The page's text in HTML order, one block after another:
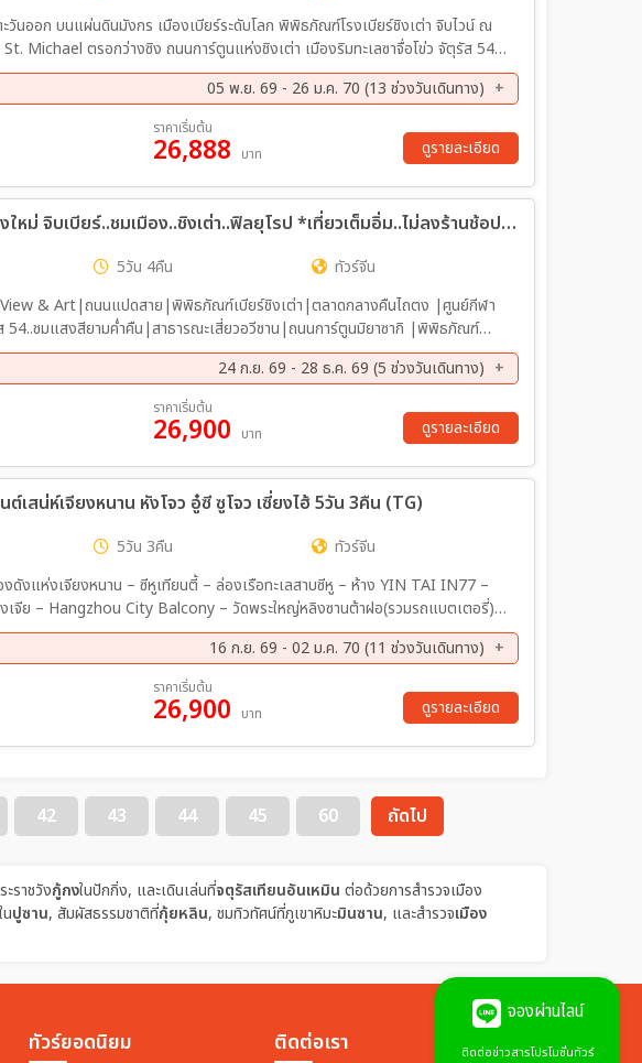
แผ่นดินมังกร เมืองเบียร์ระดับโลก พิพิธภัณฑ์โรงเบียร์ชิงเต่า จิบไวน์ ณ
Michael ตรอกว่างซิง ถนนการ์ตูนแห่งชิงเต่า เมืองริมทะเลซาจื่อโข่ว จัตุรัส 54
รมวาฬเกยตื้น ถนนคบเพลิงหมายเลข 8 ประตูแห่งโชคลาภ กรอบ
ซาน ถนนคนเดินไถตง ตลาดกลางคืนหลู่เจียจวง ห้าง MixC
05 พ.ย. 69 - 26 ม.ค. 70 (13 ช่วงวันเดินทาง)
12 พ.ย. 69 - 17 พ.ย. 69
. 69
03 ธ.ค. 69 - 08 ธ.ค. 69
10 ธ.ค. 69 - 15 ธ.ค. 69
.ค. 70
07 ม.ค. 70 - 12 ม.ค. 70
14 ม.ค. 70 - 19 ม.ค. 70
.ค. 70
ราคาเริ่มต้น
26,888 บาท ดูรายละเอียด
ทัวร์จีน บินตรงเชียงใหม่ จิบเบียร์..ชมเมือง..ชิงเต่า..ฟิลยุโรป *เที่ยวเต็มอิ่ม..ไม่ลงร้านช้อป* 5วัน 4คืน (MU)
5วัน 4คืน
ทัวร์จีน
& Art|ถนนแปดสาย|พิพิธภัณฑ์เบียร์ชิงเต่า|ตลาดกลางคืนไถตง |ศูนย์กีฬา
54..ชมแสงสียามค่ำคืน|สาธารณะเสี่ยวอวีชาน|ถนนการ์ตูนมิยาซากิ |พิพิธภัณฑ์
าเรือจ้านเฉียว|มหาวิหารเซนต์ไมเคิล|ย่านวัฒนธรรมต้าเป่าต้า |ภูเขาเหลาซาน (รวม
ณฑ์ชิงเต่า|ช้อปปิ้ง Lion Mall
24 ก.ย. 69 - 28 ธ.ค. 69 (5 ช่วงวันเดินทาง)
23 ต.ค. 69 - 27 ต.ค. 69
. 69
24 ธ.ค. 69 - 28 ธ.ค. 69
ราคาเริ่มต้น
26,900 บาท ดูรายละเอียด
เสน่ห์เจียงหนาน หังโจว อู๋ซี ซูโจว เซี่ยงไฮ้ 5วัน 3คืน (TG)
5วัน 3คืน
ทัวร์จีน
– ล่องเรือทะเลสาบซีหู – ห้าง YIN TAI IN77 –
เจีย – Hangzhou City Balcony – วัดพระใหญ่หลิงซานต้าฝอ(รวมรถแบตเตอรี่) –
เซ็น เหนียนฮวาวาน+ชมวิวตอนกลางคืน – ผ่านชมประตูบูรพาทิศ – เมืองโบราณจู
เรือ) – เซี่ยงไฮ้ – วัดจิ่งอัน (มูเรื่องโชคลาภ, เงินทอง) – ตรอกจางหยวน – ถนนนา
16 ก.ย. 69 - 02 ม.ค. 70 (11 ช่วงวันเดินทาง)
23 ก.ย. 69 - 27 ก.ย. 69
. 69
29 ต.ค. 69 - 02 พ.ย. 69
13 พ.ย. 69 - 17 พ.ย. 69
ราคาเริ่มต้น
26,900 บาท ดูรายละเอียด
42 43 44 45 60 ถัดไป
ราชวังกู้กงในปักกิ่ง, และเดินเล่นที่จตุรัสเทียนอันเหมิน ต่อด้วยการสำรวจเมือง
ปูซาน, สัมผัสธรรมชาติที่กุ้ยหลิน, ชมทิวทัศน์ที่ภูเขาหิมะมินซาน, และสำรวจเมือง
ทัวร์ยอดนิยม ติดต่อเรา
จองผ่านไลน์
ติดต่อข่าวสารโปรโมชั่นทัวร์